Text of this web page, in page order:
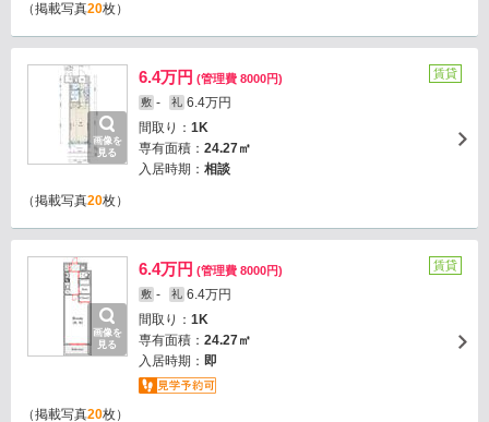
（掲載写真20枚）
画像を
見る
6.4万円 (管理費 8000円)
敷 - 礼 6.4万円
間取り： 1K
専有面積： 24.27㎡
入居時期： 相談
賃貸
（掲載写真20枚）
画像を
見る
6.4万円 (管理費 8000円)
敷 - 礼 6.4万円
間取り： 1K
専有面積： 24.27㎡
入居時期： 即
賃貸
（掲載写真20枚）